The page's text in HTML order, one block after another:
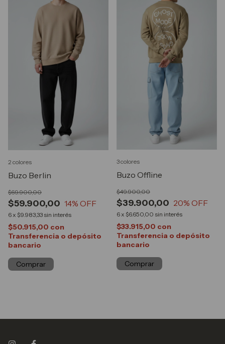
Buzo Berlin
$59.900,00
$69.900,00
14% OFF
6 x $9.983,33 sin interés
$50.915,00 con
Transferencia o depósito
bancario
2 colores
Comprar
Buzo Offline
$39.900,00
$49.900,00
20% OFF
6x $6.650,00 sin interés
$33.915,00 con
Transferencia o depósito
bancario
3 colores
Comprar